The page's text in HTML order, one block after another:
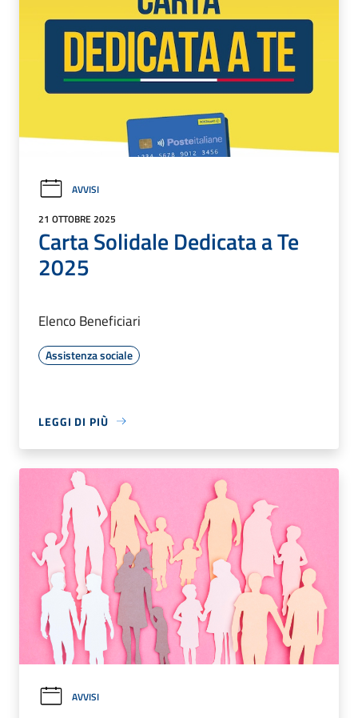
AVVISI
21 OTTOBRE 2025
Carta Solidale Dedicata a Te
2025
Elenco Beneficiari
Assistenza sociale
LEGGI DI PIÙ
AVVISI